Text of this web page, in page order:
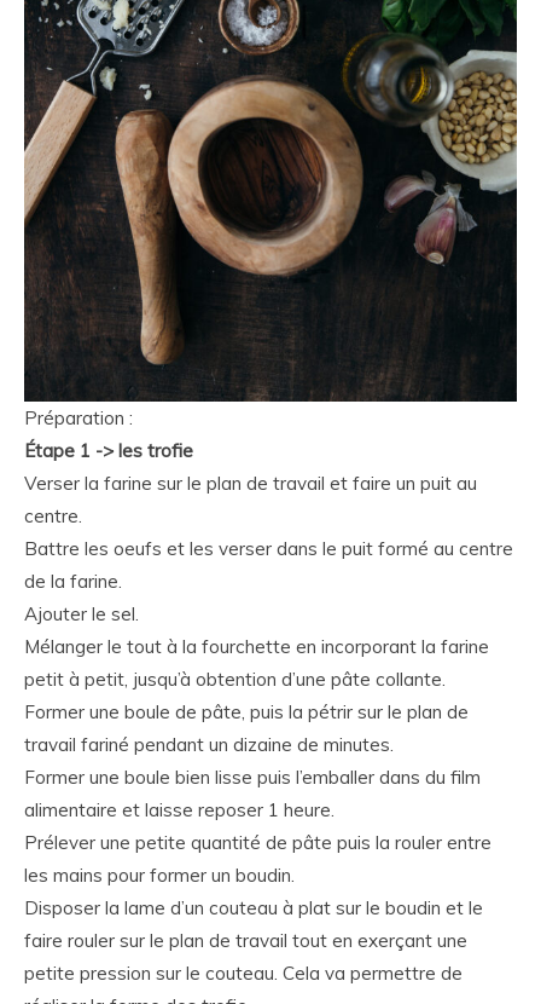
Préparation :
Étape 1 -> les trofie
Verser la farine sur le plan de travail et faire un puit au
centre.
Battre les oeufs et les verser dans le puit formé au centre
de la farine.
Ajouter le sel.
Mélanger le tout à la fourchette en incorporant la farine
petit à petit, jusqu’à obtention d’une pâte collante.
Former une boule de pâte, puis la pétrir sur le plan de
travail fariné pendant un dizaine de minutes.
Former une boule bien lisse puis l’emballer dans du film
alimentaire et laisse reposer 1 heure.
Prélever une petite quantité de pâte puis la rouler entre
les mains pour former un boudin.
Disposer la lame d’un couteau à plat sur le boudin et le
faire rouler sur le plan de travail tout en exerçant une
petite pression sur le couteau. Cela va permettre de